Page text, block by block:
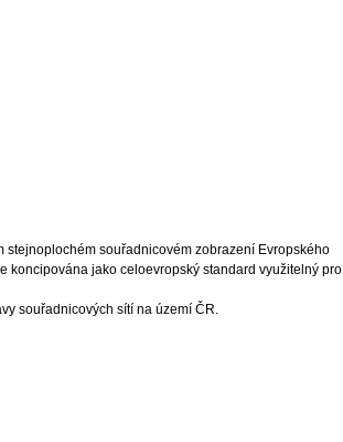
souřadnicovém zobrazení Evropského
koncipována jako celoevropský standard využitelný pro
souřadnicových sítí na území ČR.